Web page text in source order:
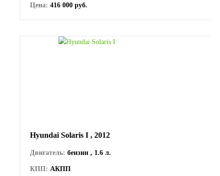
Цена: 416 000 руб.
Hyundai Solaris I , 2012
Двигатель: бензин , 1.6 л.
КПП: АКПП